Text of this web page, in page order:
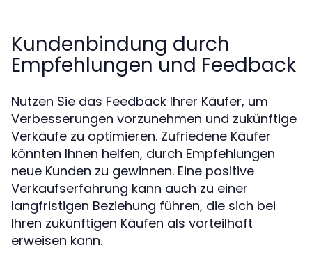
Kundenbindung durch
Empfehlungen und Feedback
Nutzen Sie das Feedback Ihrer Käufer, um
Verbesserungen vorzunehmen und zukünftige
Verkäufe zu optimieren. Zufriedene Käufer
könnten Ihnen helfen, durch Empfehlungen
neue Kunden zu gewinnen. Eine positive
Verkaufserfahrung kann auch zu einer
langfristigen Beziehung führen, die sich bei
Ihren zukünftigen Käufen als vorteilhaft
erweisen kann.